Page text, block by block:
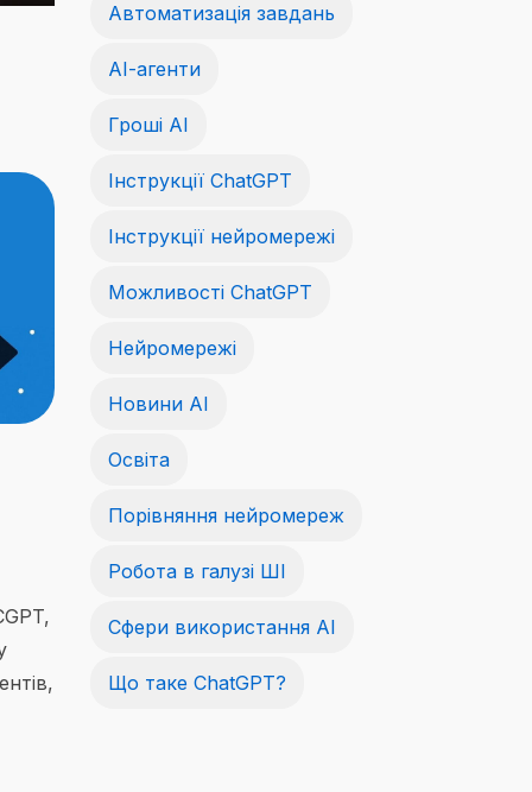
Автоматизація завдань
АІ-агенти
Гроші АІ
Інструкції ChatGPT
Інструкції нейромережі
Можливості ChatGPT
Нейромережі
Новини AI
Освіта
Порівняння нейромереж
Робота в галузі ШІ
Сфери використання AI
Що таке ChatGPT?